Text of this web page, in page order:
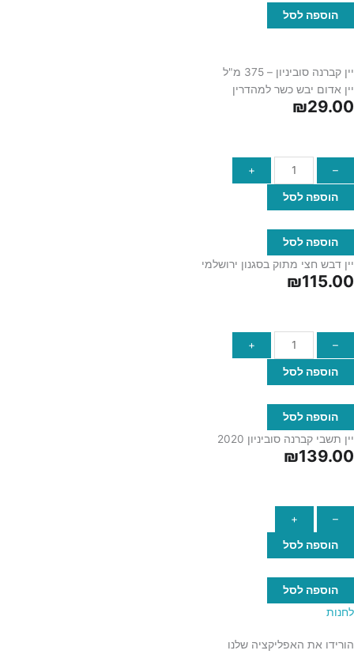
הוספה לסל
יין קברנה סוביניון – 375 מ"ל
יין אדום יבש כשר למהדרין
₪29.00
–
+
הוספה לסל
הוספה לסל
יין דבש חצי מתוק בסגנון ירושלמי
₪115.00
–
+
הוספה לסל
הוספה לסל
יין תשבי קברנה סוביניון 2020
₪139.00
–
+
הוספה לסל
הוספה לסל
לחנות
הורידו את האפליקציה שלנו